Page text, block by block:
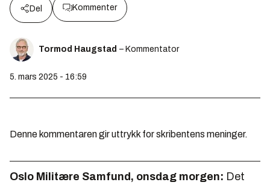
Del Kommenter
Tormod Haugstad – Kommentator
5. mars 2025 - 16:59
Denne kommentaren gir uttrykk for skribentens meninger.
Oslo Militære Samfund, onsdag morgen: Det